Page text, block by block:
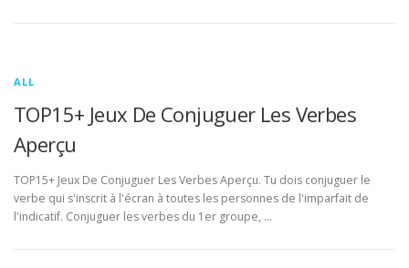
ALL
TOP15+ Jeux De Conjuguer Les Verbes
Aperçu
TOP15+ Jeux De Conjuguer Les Verbes Aperçu. Tu dois conjuguer le
verbe qui s'inscrit à l'écran à toutes les personnes de l'imparfait de
l'indicatif. Conjuguer les verbes du 1er groupe, …